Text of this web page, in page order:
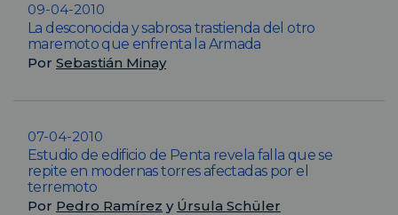
09-04-2010
La desconocida y sabrosa trastienda del otro
maremoto que enfrenta la Armada
Por Sebastián Minay
07-04-2010
Estudio de edificio de Penta revela falla que se
repite en modernas torres afectadas por el
terremoto
Por Pedro Ramírez y Úrsula Schüler